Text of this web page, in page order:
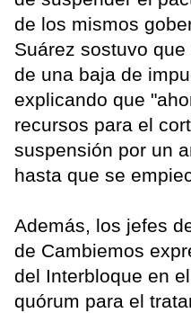
de los mismos
Suárez sostuvo
de una baja de
explicando que
recursos para el
suspensión por un
hasta que se
Además, los jefes
de Cambiemos
del Interbloque en
quórum para el